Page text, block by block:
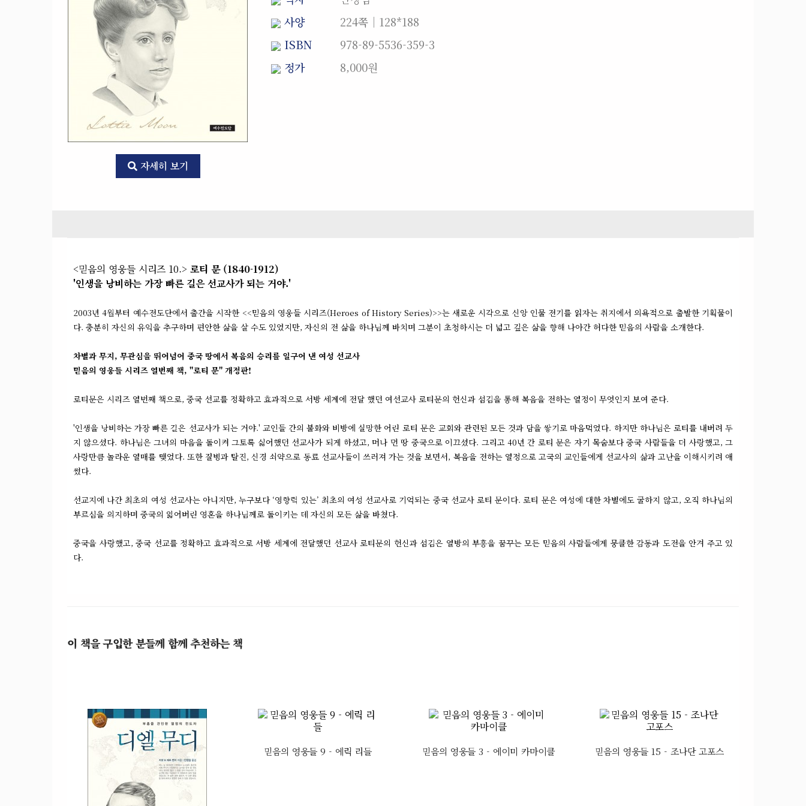
자세히 보기
사양
224쪽│128*188
ISBN
978-89-5536-359-3
정가
8,000원
<믿음의 영웅들 시리즈 10.> 로티 문 (1840-1912)
'인생을 낭비하는 가장 빠른 길은 선교사가 되는 거야.'
2003년 4월부터 예수전도단에서 출간을 시작한 <<믿음의 영웅들 시리즈(Heroes of History Series)>>는 새로운 시각으로 신앙 인물 전기를 읽자는 취지에서 의욕적으로 출발한 기획물이
다. 충분히 자신의 유익을 추구하며 편안한 삶을 살 수도 있었지만, 자신의 전 삶을 하나님께 바치며 그분이 초청하시는 더 넓고 깊은 삶을 향해 나아간 허다한 믿음의 사람을 소개한다.
차별과 무지, 무관심을 뛰어넘어 중국 땅에서 복음의 승리를 일구어 낸 여성 선교사
믿음의 영웅들 시리즈 열번째 책, "로티 문" 개정판!
로티문은 시리즈 열번째 책으로, 중국 선교를 정확하고 효과적으로 서방 세계에 전달 했던 여선교사 로티문의 헌신과 섬김을 통해 복음을 전하는 열정이 무엇인지 보여 준다.
'인생을 낭비하는 가장 빠른 길은 선교사가 되는 거야.' 교인들 간의 불화와 비방에 실망한 어린 로티 문은 교회와 관련된 모든 것과 담을 쌓기로 마음먹었다. 하지만 하나님은 로티를 내버려 두
지 않으셨다. 하나님은 그녀의 마음을 돌이켜 그토록 싫어했던 선교사가 되게 하셨고, 머나 먼 땅 중국으로 이끄셨다. 그리고 40년 간 로티 문은 자기 목숨보다 중국 사람들을 더 사랑했고, 그
사랑만큼 놀라운 열매를 맺었다. 또한 질병과 탈진, 신경 쇠약으로 동료 선교사들이 쓰러져 가는 것을 보면서, 복음을 전하는 열정으로 고국의 교인들에게 선교사의 삶과 고난을 이해시키려 애
썼다.
선교지에 나간 최초의 여성 선교사는 아니지만, 누구보다 ‘영향력 있는’ 최초의 여성 선교사로 기억되는 중국 선교사 로티 문이다. 로티 문은 여성에 대한 차별에도 굴하지 않고, 오직 하나님의
부르심을 의지하며 중국의 잃어버린 영혼을 하나님께로 돌이키는 데 자신의 모든 삶을 바쳤다.
중국을 사랑했고, 중국 선교를 정확하고 효과적으로 서방 세계에 전달했던 선교사 로티문의 헌신과 섬김은 열방의 부흥을 꿈꾸는 모든 믿음의 사람들에게 뭉클한 감동과 도전을 안겨 주고 있
다.
이 책을 구입한 분들께 함께 추천하는 책
믿음의 영웅들 9 - 에릭 리들 믿음의 영웅들 3 - 에이미 카마이클 믿음의 영웅들 15 - 조나단 고포스